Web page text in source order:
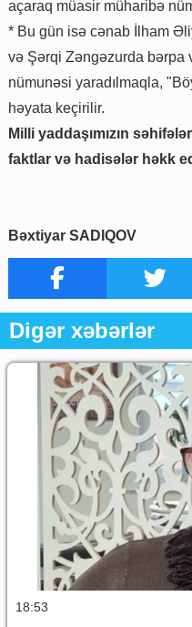
açaraq müasir müharibə
* Bu gün isə cənab İlham
və Şərqi Zəngəzurda bərpa
nümunəsi yaradılmaqla,
həyata keçirilir.
Milli yaddaşımızın
faktlar və hadisələr həkk
Bəxtiyar SADIQOV
Digər xəbərlər
18:53